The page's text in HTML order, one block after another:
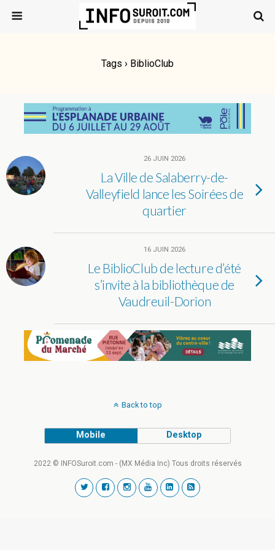
Tags › BiblioClub
26 JUIN 2026
La Ville de Salaberry-de-
Valleyfield lance les Soirées de
quartier
16 JUIN 2026
Le BiblioClub de lecture d’été
s’invite à la bibliothèque de
Vaudreuil-Dorion
Back to top
Mobile Desktop
2022 © INFOSuroit.com - (MX Média Inc) Tous droits réservés